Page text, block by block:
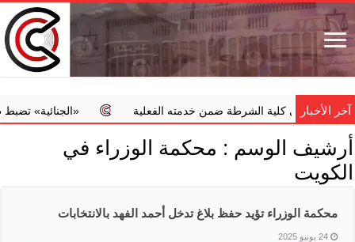
آخر الأخبار
الشرطة ضمن خدمته الفعلية ‏«الجنائية» تضبط طبيبا يجري
أرشيف الوسم : محكمة الوزراء في
الكويت
محكمة الوزراء تؤيد حفظ بلاغ تدخل أحمد الفهد بالانتخابات
24 يونيو 2025